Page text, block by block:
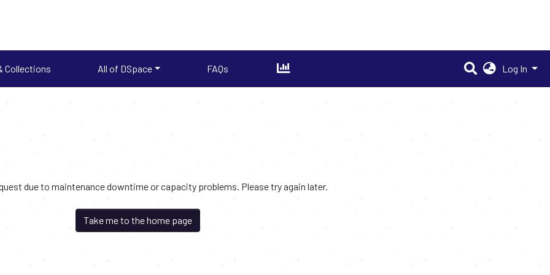
Collections All of DSpace FAQs Log In
due to maintenance downtime or capacity problems. Please try again later.
Take me to the home page